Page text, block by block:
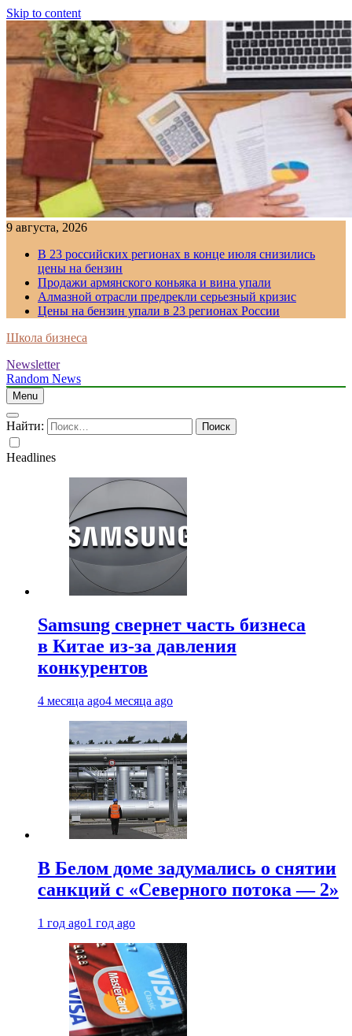
Skip to content
9 августа, 2026
В 23 российских регионах в конце июля снизились
цены на бензин
Продажи армянского коньяка и вина упали
Алмазной отрасли предрекли серьезный кризис
Цены на бензин упали в 23 регионах России
Школа бизнеса
Newsletter
Random News
Menu
Найти:
Headlines
Samsung свернет часть бизнеса
в Китае из-за давления
конкурентов
4 месяца ago4 месяца ago
В Белом доме задумались о снятии
санкций с «Северного потока — 2»
1 год ago1 год ago